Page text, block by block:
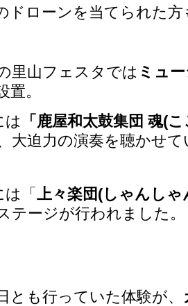
ドローンを当てられた
里山フェスタでは ミュ
置。
は
「鹿屋和太鼓集団 魂(
大迫力の演奏を聴かせ
「 上々楽団(しゃんしゃ
テージが行われました。
とも行っていた体験が、